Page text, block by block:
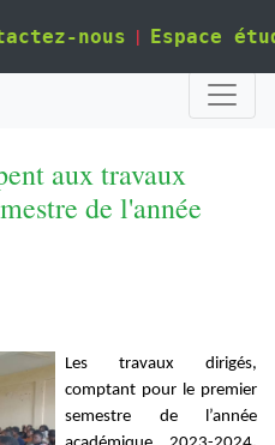
nous | Espace
aux travaux
de l'année
Les travaux dirigés,
comptant pour le premier
semestre de l’année